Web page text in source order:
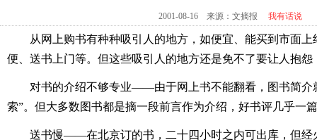
2001-08-16 来源：文摘报 我有话说
从网上购书有种种吸引人的地方，如便宜、能买到市面
便、送书上门等。但这些吸引人的地方还是免不了要让人抱怨
对书的介绍不够专业——由于网上书不能翻看，图书简介
索”。但大多数图书都是摘一段前言作为介绍，好书评几乎一
送书慢——在北京订的书，二十四小时之内可出库，但经